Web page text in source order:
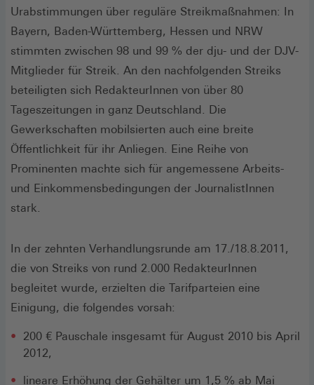
Urabstimmungen über reguläre Streikmaßnahmen: In
Bayern, Baden-Württemberg, Hessen und NRW
stimmten zwischen 98 und 99 % der dju- und der DJV-
Mitglieder für Streik. An den nachfolgenden Streiks
beteiligten sich RedakteurInnen von über 80
Tageszeitungen in ganz Deutschland. Die
Gewerkschaften mobilsierten auch eine breite
Öffentlichkeit für ihr Anliegen. Eine Reihe von
Prominenten machte sich für angemessene Arbeits-
und Einkommensbedingungen der JournalistInnen
stark.
In der zehnten Verhandlungsrunde am 17./18.8.2011,
die von Streiks von rund 2.000 RedakteurInnen
begleitet wurde, erzielten die Tarifparteien eine
Einigung, die folgendes vorsah:
200 € Pauschale insgesamt für August 2010 bis April
2012,
lineare Erhöhung der Gehälter um 1,5 % ab Mai